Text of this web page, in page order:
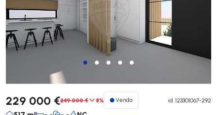
229 000 €249 000 € 8% Venda id. 123301067-292